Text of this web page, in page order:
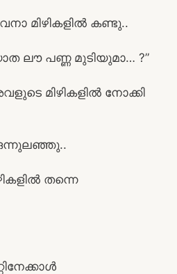
മിഴികളിൽ കണ്ടു..
ലൗ പണ്ണ മുടിയുമാ… ?”
മിഴികളിൽ നോക്കി
ഒന്നുലഞ്ഞു..
തന്നെ